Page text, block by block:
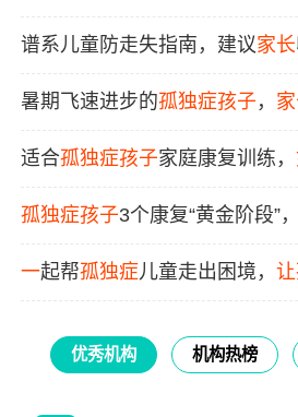
谱系儿童防走失指南，建议家长
暑期飞速进步的孤独症孩子 ，
适合孤独症孩子家庭康复训练，
单的轮流游戏？
孤独症孩子3个康复“黄金阶段”，
么？
一起帮孤独症儿童走出困境，让
优秀机构 机构热榜